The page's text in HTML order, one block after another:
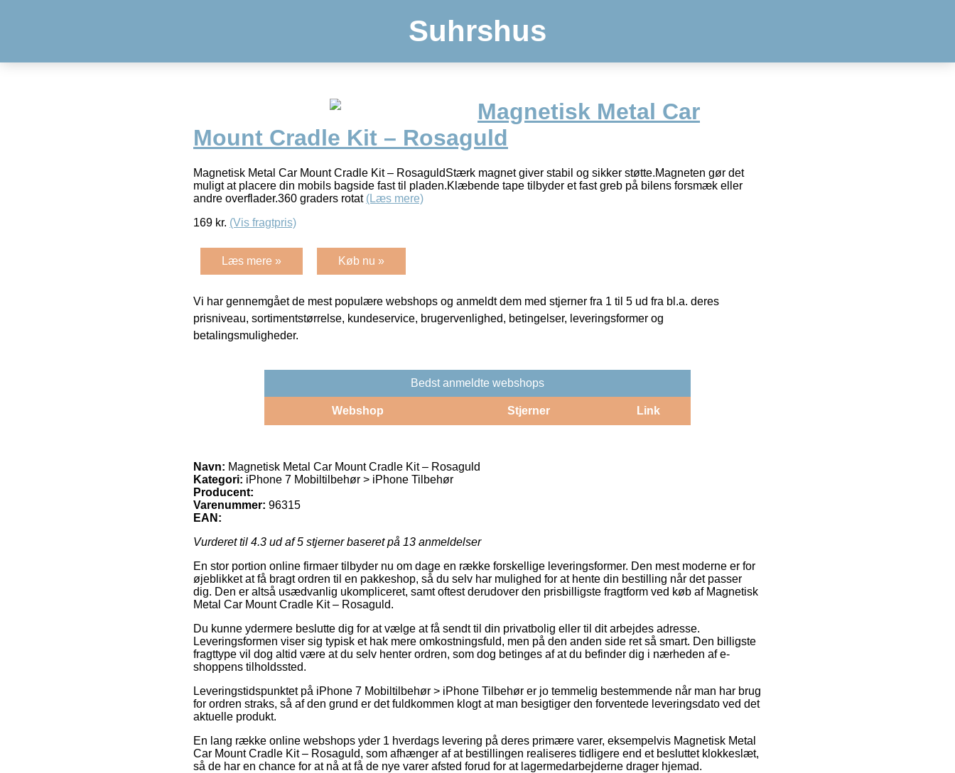
Suhrshus
Magnetisk Metal Car
Mount Cradle Kit – Rosaguld
Magnetisk Metal Car Mount Cradle Kit – RosaguldStærk magnet giver stabil og sikker støtte.Magneten gør det
muligt at placere din mobils bagside fast til pladen.Klæbende tape tilbyder et fast greb på bilens forsmæk eller
andre overflader.360 graders rotat (Læs mere)
169 kr. (Vis fragtpris)
Læs mere » Køb nu »
Vi har gennemgået de mest populære webshops og anmeldt dem med stjerner fra 1 til 5 ud fra bl.a. deres
prisniveau, sortimentstørrelse, kundeservice, brugervenlighed, betingelser, leveringsformer og
betalingsmuligheder.
Bedst anmeldte webshops
Webshop Stjerner Link
Navn: Magnetisk Metal Car Mount Cradle Kit – Rosaguld
Kategori: iPhone 7 Mobiltilbehør > iPhone Tilbehør
Producent:
Varenummer: 96315
EAN:
Vurderet til 4.3 ud af 5 stjerner baseret på 13 anmeldelser
En stor portion online firmaer tilbyder nu om dage en række forskellige leveringsformer. Den mest moderne er for
øjeblikket at få bragt ordren til en pakkeshop, så du selv har mulighed for at hente din bestilling når det passer
dig. Den er altså usædvanlig ukompliceret, samt oftest derudover den prisbilligste fragtform ved køb af Magnetisk
Metal Car Mount Cradle Kit – Rosaguld.
Du kunne ydermere beslutte dig for at vælge at få sendt til din privatbolig eller til dit arbejdes adresse.
Leveringsformen viser sig typisk et hak mere omkostningsfuld, men på den anden side ret så smart. Den billigste
fragttype vil dog altid være at du selv henter ordren, som dog betinges af at du befinder dig i nærheden af e-
shoppens tilholdssted.
Leveringstidspunktet på iPhone 7 Mobiltilbehør > iPhone Tilbehør er jo temmelig bestemmende når man har brug
for ordren straks, så af den grund er det fuldkommen klogt at man besigtiger den forventede leveringsdato ved det
aktuelle produkt.
En lang række online webshops yder 1 hverdags levering på deres primære varer, eksempelvis Magnetisk Metal
Car Mount Cradle Kit – Rosaguld, som afhænger af at bestillingen realiseres tidligere end et besluttet klokkeslæt,
så de har en chance for at nå at få de nye varer afsted forud for at lagermedarbejderne drager hjemad.